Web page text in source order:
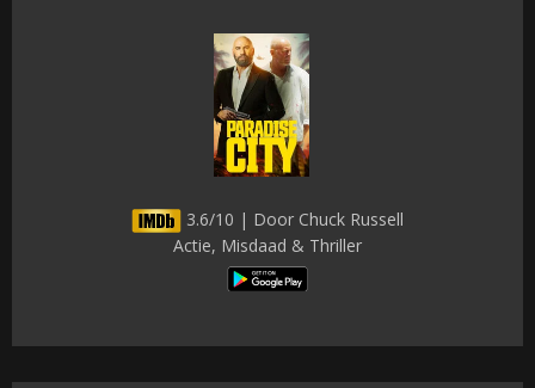
3.6/10 | Door Chuck Russell
Actie, Misdaad & Thriller